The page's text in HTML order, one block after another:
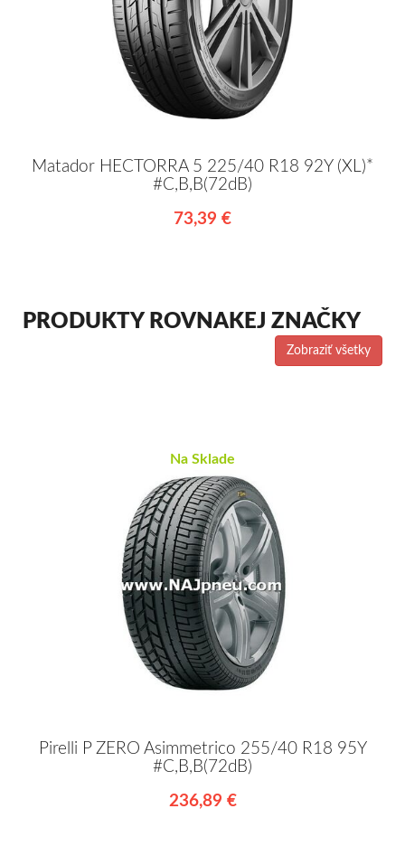
Matador HECTORRA 5 225/40 R18 92Y (XL)*
#C,B,B(72dB)
73,39 €
PRODUKTY ROVNAKEJ ZNAČKY
Zobraziť všetky
Na Sklade
Pirelli P ZERO Asimmetrico 255/40 R18 95Y
#C,B,B(72dB)
236,89 €